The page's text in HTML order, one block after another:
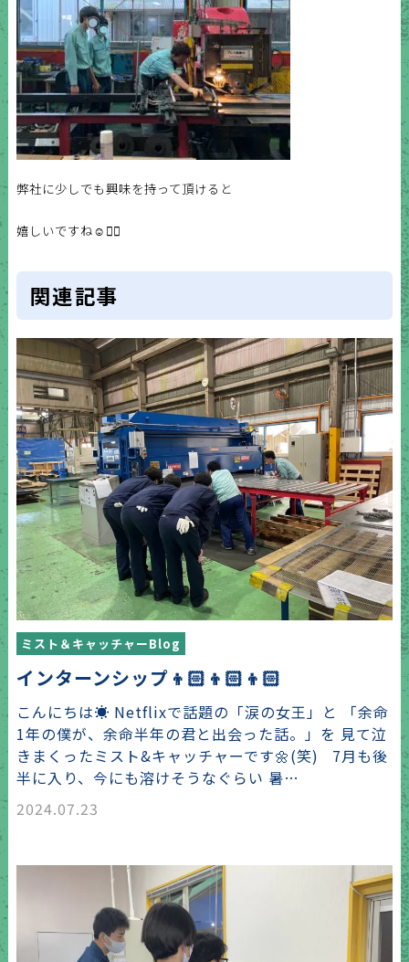
弊社に少しでも興味を持って頂けると
嬉しいですね☺️✌🏻
関連記事
ミスト＆キャッチャーBlog
インターンシップ👦🏻👦🏻👦🏻
こんにちは☀️ Netflixで話題の「涙の女王」と 「余命
1年の僕が、余命半年の君と出会った話。」を 見て泣
きまくったミスト&キャッチャーです🌼(笑) 7月も後
半に入り、今にも溶けそうなぐらい 暑…
2024.07.23